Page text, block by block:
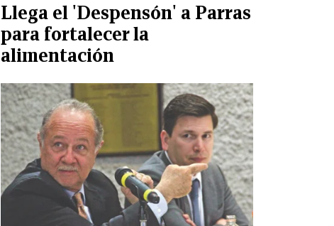
Llega el 'Despensón' a Parras
para fortalecer la
alimentación